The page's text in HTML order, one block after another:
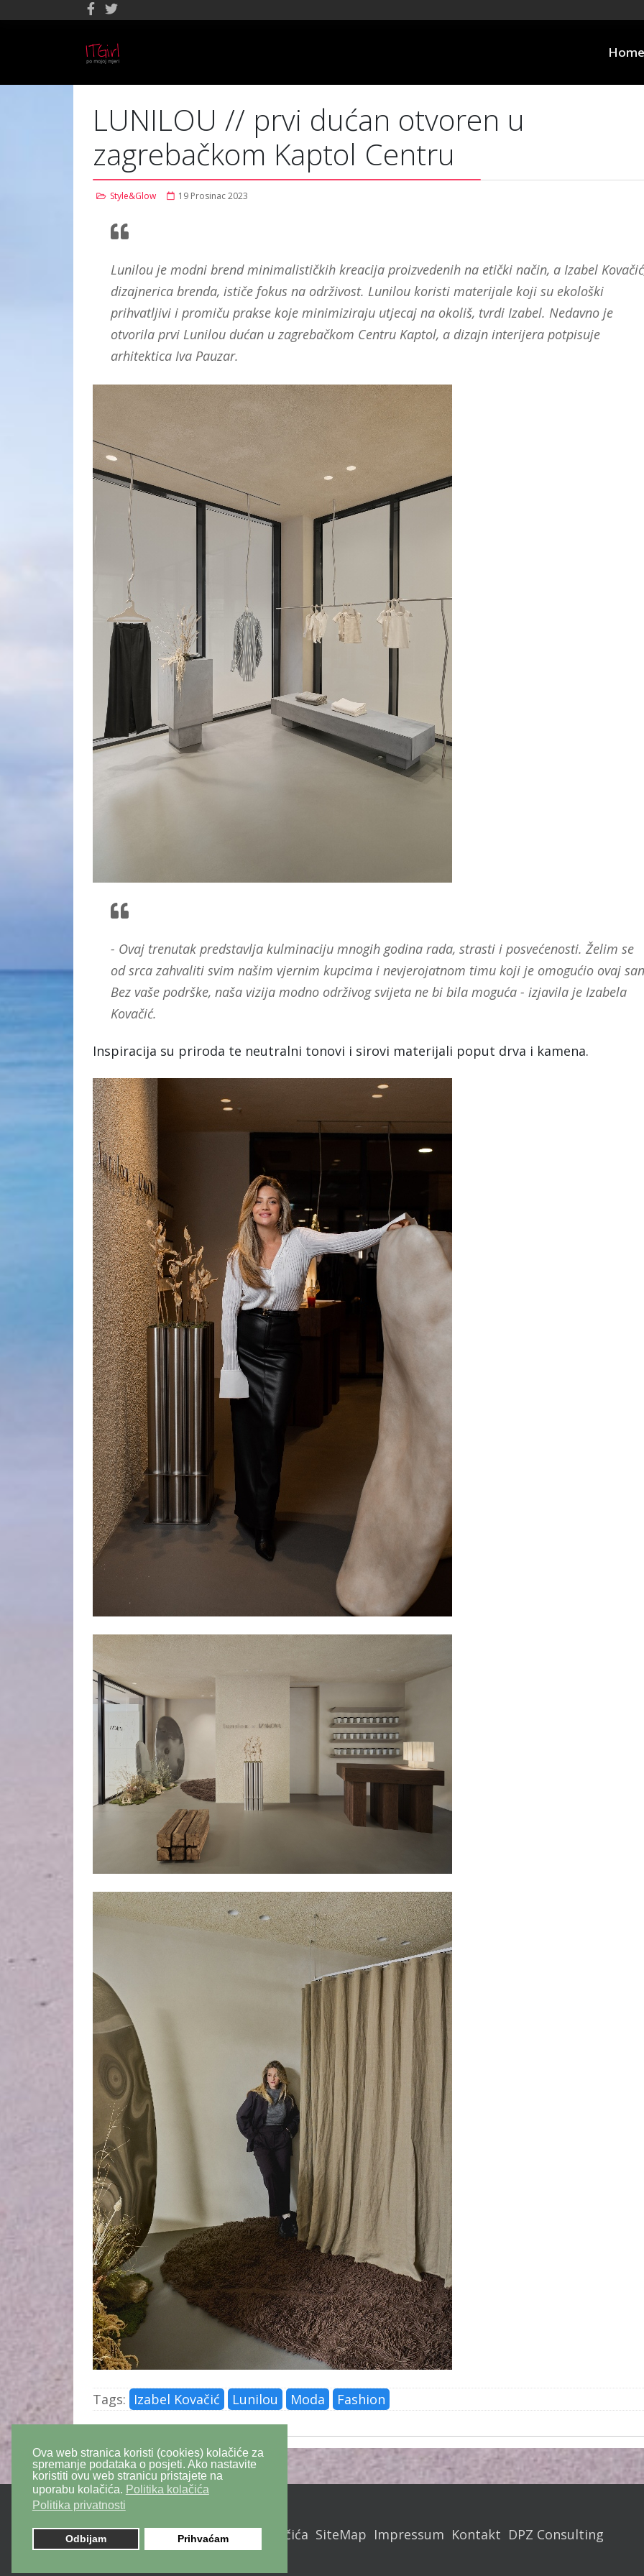
Ova web stranica koristi (cookies) kolačiće za
spremanje podataka o posjeti. Ako nastavite
koristiti ovu web stranicu pristajete na
uporabu kolačića. Politika kolačića
Politika privatnosti
Odbijam Prihvaćam
Home
LUNILOU // prvi dućan otvoren u
zagrebačkom Kaptol Centru
Style&Glow 19 Prosinac 2023
Lunilou je modni brend minimalističkih kreacija proizvedenih na etički način, a Izabel
dizajnerica brenda, ističe fokus na održivost. Lunilou koristi materijale koji su ekološki
prihvatljivi i promiču prakse koje minimiziraju utjecaj na okoliš, tvrdi Izabel. Nedavno je
otvorila prvi Lunilou dućan u zagrebačkom Centru Kaptol, a dizajn interijera potpisuje
arhitektica Iva Pauzar.
- Ovaj trenutak predstavlja kulminaciju mnogih godina rada, strasti i posvećenosti. Želim se
od srca zahvaliti svim našim vjernim kupcima i nevjerojatnom timu koji je omogućio ovaj
Bez vaše podrške, naša vizija modno održivog svijeta ne bi bila moguća - izjavila je Izabela
Kovačić.
Inspiracija su priroda te neutralni tonovi i sirovi materijali poput drva i kamena.
Tags: Izabel Kovačić Lunilou Moda Fashion
Politika privatnosti Politika kolačića SiteMap Impressum Kontakt DPZ Consulting